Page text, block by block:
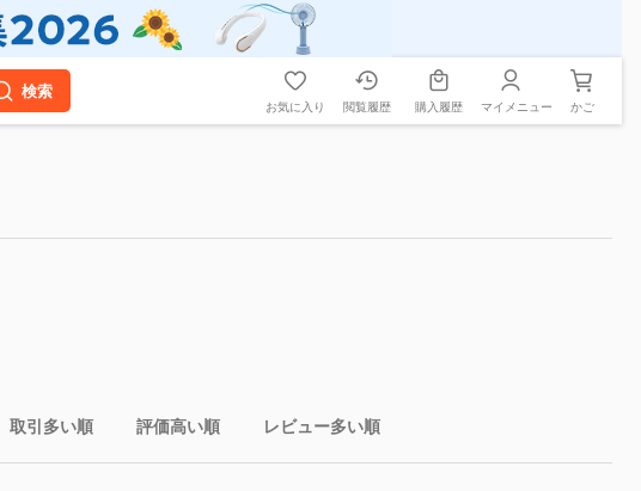
検索
お気に入り 閲覧履歴 購入履歴 マイメニュー かご
取引多い順 評価高い順 レビュー多い順